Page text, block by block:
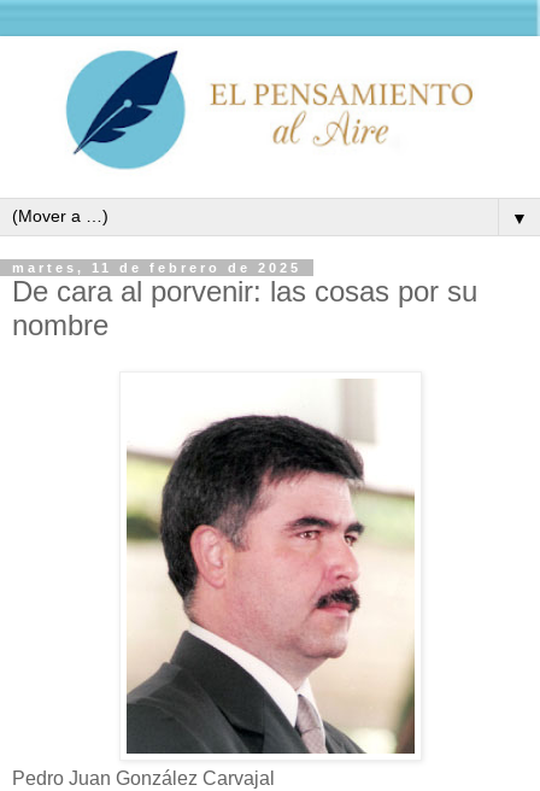
▼
martes, 11 de febrero de 2025
De cara al porvenir: las cosas por su
nombre
Pedro Juan González Carvajal